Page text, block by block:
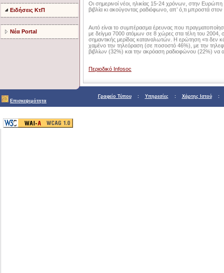
Ειδήσεις ΚτΠ
Νέα Portal
Οι σημερινοί νέοι, ηλικίας 15-24 χρόνων, στην
βιβλία κι ακούγοντας ραδιόφωνο, απ’ ό,τι μπροστά
Αυτό είναι το συμπέρασμα έρευνας που
με δείγμα 7000 ατόμων σε 8 χώρες στα τέλη του 2004,
σημαντικής μερίδας καταναλωτών. Η ερώτηση «τι δεν
χαμένο την τηλεόραση (σε ποσοστό 46%), με την
βιβλίων (32%) και την ακρόαση ραδιοφώνου (22%) να
Περιοδικό Infosoc
Επισκεψιμότητα
Γραφείο Τύπου: Υπηρεσίες : Χάρτης Ιστού